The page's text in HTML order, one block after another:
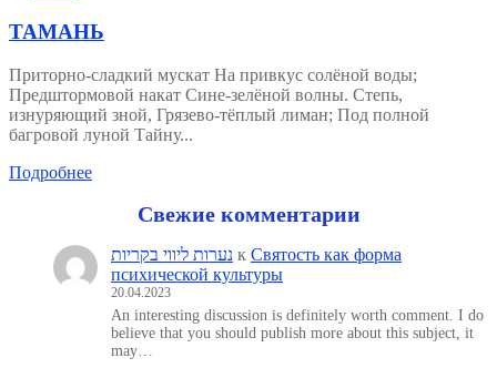
ТАМАНЬ
Приторно-сладкий мускат На привкус солёной воды;
Предштормовой накат Сине-зелёной волны. Степь,
изнуряющий зной, Грязево-тёплый лиман; Под полной
багровой луной Тайну...
Подробнее
Свежие комментарии
נערות ליווי בקריות к Святость как форма
психической культуры
20.04.2023
An interesting discussion is definitely worth comment. I do
believe that you should publish more about this subject, it
may…